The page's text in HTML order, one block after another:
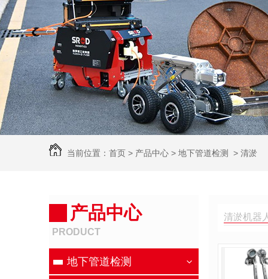
当前位置： 首页 > 产品中心 > 地下管道检测 > 清淤
产品中心
PRODUCT
地下管道检测
清淤机器